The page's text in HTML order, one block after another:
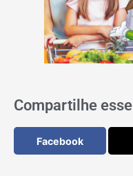
Compartilhe
Facebook